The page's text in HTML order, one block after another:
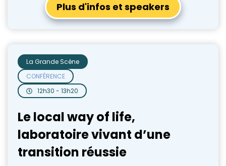
Plus d'infos et speakers
12h30 - 13h20
CONFÉRENCE
La Grande Scène
Le local way of life,
laboratoire vivant d’une
transition réussie